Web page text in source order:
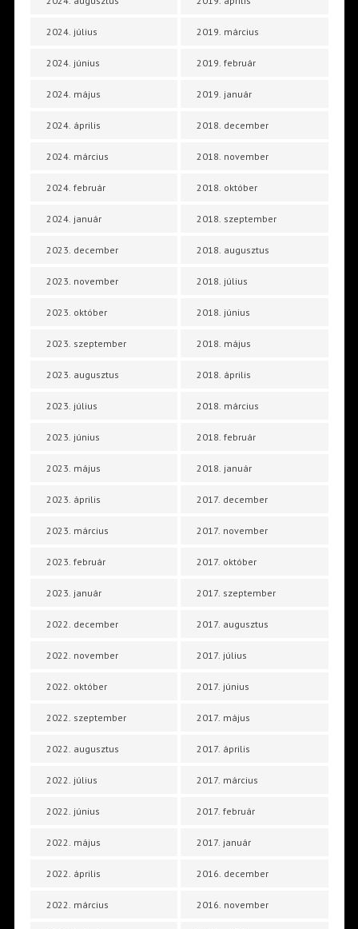
2024. július
2024. június
2024. május
2024. április
2024. március
2024. február
2024. január
2023. december
2023. november
2023. október
2023. szeptember
2023. augusztus
2023. július
2023. június
2023. május
2023. április
2023. március
2023. február
2023. január
2022. december
2022. november
2022. október
2022. szeptember
2022. augusztus
2022. július
2022. június
2022. május
2022. április
2022. március
2019. március
2019. február
2019. január
2018. december
2018. november
2018. október
2018. szeptember
2018. augusztus
2018. július
2018. június
2018. május
2018. április
2018. március
2018. február
2018. január
2017. december
2017. november
2017. október
2017. szeptember
2017. augusztus
2017. július
2017. június
2017. május
2017. április
2017. március
2017. február
2017. január
2016. december
2016. november